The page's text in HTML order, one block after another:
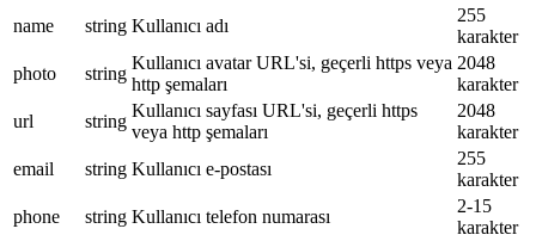
name string Kullanıcı adı
255
karakter
photo
string
Kullanıcı avatar URL'si, geçerli https veya
http şemaları
2048
karakter
url
string
Kullanıcı sayfası URL'si, geçerli https
veya http şemaları
2048
karakter
email
string Kullanıcı e-postası
255
karakter
phone
string Kullanıcı telefon numarası
2-15
karakter